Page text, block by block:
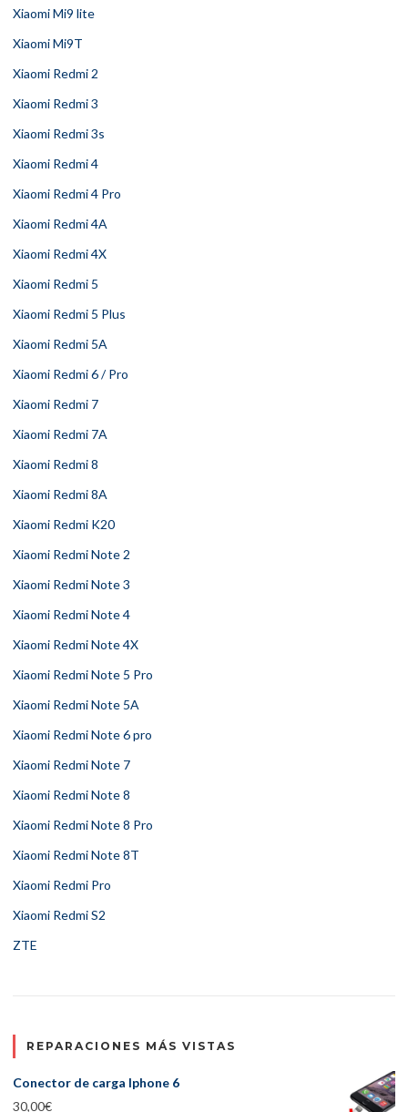
Xiaomi Mi9 lite
Xiaomi Mi9T
Xiaomi Redmi 2
Xiaomi Redmi 3
Xiaomi Redmi 3s
Xiaomi Redmi 4
Xiaomi Redmi 4 Pro
Xiaomi Redmi 4A
Xiaomi Redmi 4X
Xiaomi Redmi 5
Xiaomi Redmi 5 Plus
Xiaomi Redmi 5A
Xiaomi Redmi 6 / Pro
Xiaomi Redmi 7
Xiaomi Redmi 7A
Xiaomi Redmi 8
Xiaomi Redmi 8A
Xiaomi Redmi K20
Xiaomi Redmi Note 2
Xiaomi Redmi Note 3
Xiaomi Redmi Note 4
Xiaomi Redmi Note 4X
Xiaomi Redmi Note 5 Pro
Xiaomi Redmi Note 5A
Xiaomi Redmi Note 6 pro
Xiaomi Redmi Note 7
Xiaomi Redmi Note 8
Xiaomi Redmi Note 8 Pro
Xiaomi Redmi Note 8T
Xiaomi Redmi Pro
Xiaomi Redmi S2
ZTE
REPARACIONES MÁS VISTAS
Conector de carga Iphone 6
30,00€